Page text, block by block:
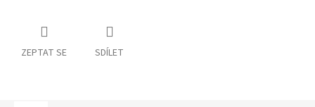
ZEPTAT SE SDÍLET